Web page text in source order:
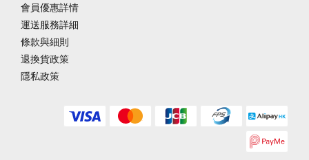
會員優惠詳情
運送服務詳細
條款與細則
退換貨政策
隱私政策